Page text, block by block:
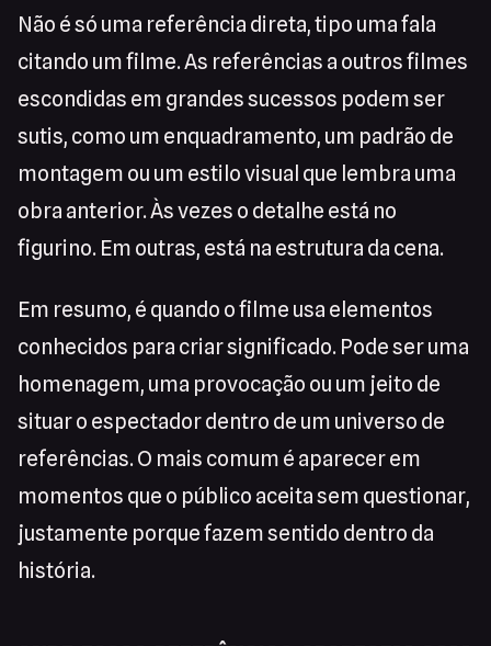
Não é só uma referência direta, tipo uma fala
citando um filme. As referências a outros filmes
escondidas em grandes sucessos podem ser
sutis, como um enquadramento, um padrão de
montagem ou um estilo visual que lembra uma
obra anterior. Às vezes o detalhe está no
figurino. Em outras, está na estrutura da cena.
Em resumo, é quando o filme usa elementos
conhecidos para criar significado. Pode ser uma
homenagem, uma provocação ou um jeito de
situar o espectador dentro de um universo de
referências. O mais comum é aparecer em
momentos que o público aceita sem questionar,
justamente porque fazem sentido dentro da
história.